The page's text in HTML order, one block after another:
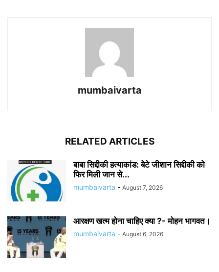
mumbaivarta
RELATED ARTICLES
बाबा सिद्दीकी हत्याकांड: बेटे जीशान सिद्दीकी को
फिर मिली जान से...
mumbaivarta - August 7, 2026
आरक्षण खत्म होना चाहिए क्या ?- मोहन भागवत।
mumbaivarta - August 6, 2026